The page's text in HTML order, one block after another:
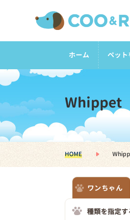
ホーム ペッ
Whippet
HOME
ワンちゃん
種類を指定す